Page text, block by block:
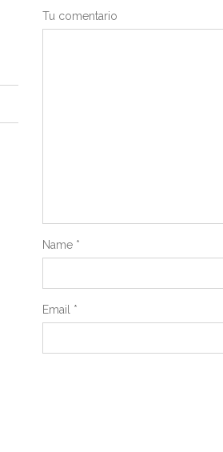
Tu comentario
Name *
Email *